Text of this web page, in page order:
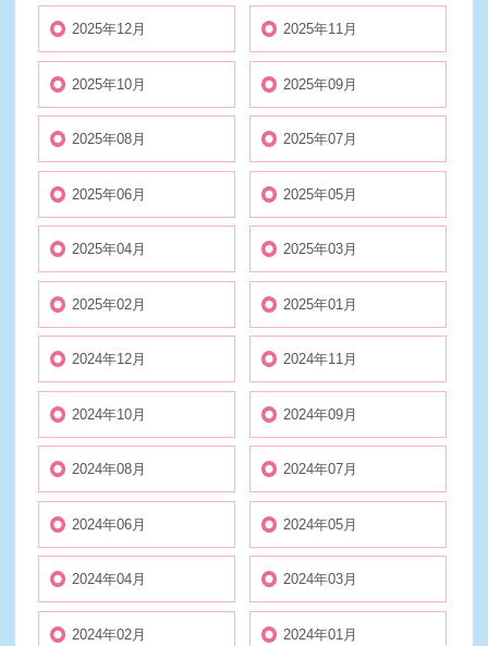
2025年12月 2025年11月
2025年10月 2025年09月
2025年08月 2025年07月
2025年06月 2025年05月
2025年04月 2025年03月
2025年02月 2025年01月
2024年12月 2024年11月
2024年10月 2024年09月
2024年08月 2024年07月
2024年06月 2024年05月
2024年04月 2024年03月
2024年02月 2024年01月